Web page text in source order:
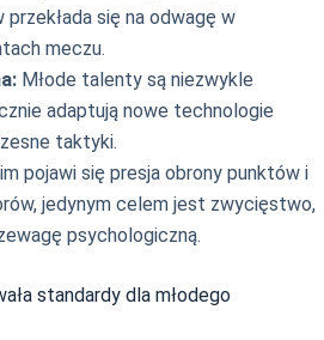
przekłada się na odwagę w
meczu.
Młode talenty są niezwykle
adaptują nowe technologie
taktyki.
pojawi się presja obrony punktów i
jedynym celem jest zwycięstwo,
psychologiczną.
standardy dla młodego